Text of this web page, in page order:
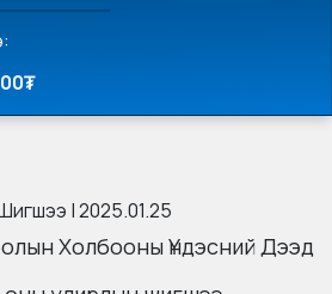
| 2025.01.25
Холбооны Үндэсний Дээд